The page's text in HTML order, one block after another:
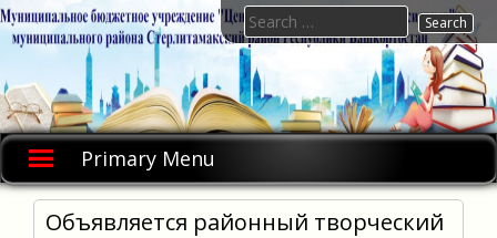
Skip
to
Primary Menu
Search
for:
Объявляется районный творческий